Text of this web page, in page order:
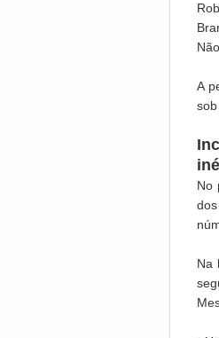
A
No
Na